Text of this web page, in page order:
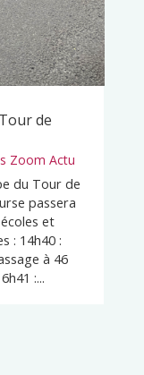
de
Zoom Actu
du Tour de
passera
et
: 14h40 :
à 46
:...